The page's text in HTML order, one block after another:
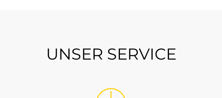
UNSER SERVICE